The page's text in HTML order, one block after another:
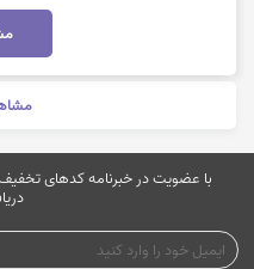
با عضویت در خبرنامه کدهای تخفیف